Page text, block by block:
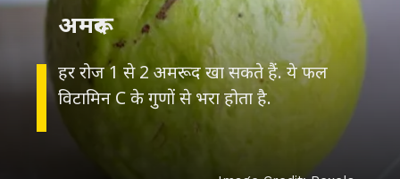
हर रोज 1 से 2 अमरूद खा सकते हैं. ये फल
विटामिन C के गुणों से भरा होता है.
अमरूद